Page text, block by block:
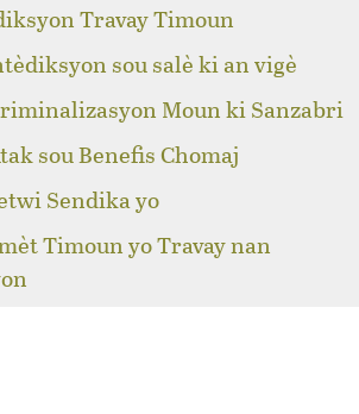
Travay Timoun
sou salè ki an vigè
Moun ki Sanzabri
sou Benefis Chomaj
Sendika yo
Timoun yo Travay nan